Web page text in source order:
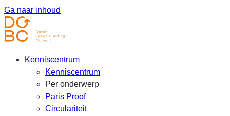
Ga naar inhoud
Kenniscentrum
Kenniscentrum
Per onderwerp
Paris Proof
Circulariteit